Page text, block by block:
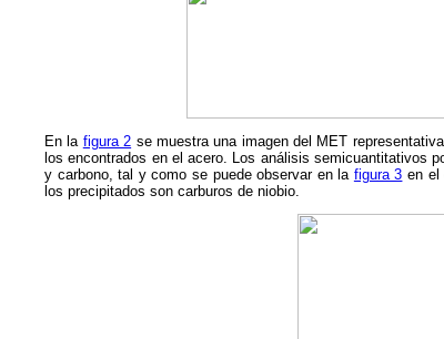
En la figura 2 se muestra una imagen del MET
los encontrados en el acero. Los análisis semicuantitativos
y carbono, tal y como se puede observar en la figura 3 en el
los precipitados son carburos de niobio.